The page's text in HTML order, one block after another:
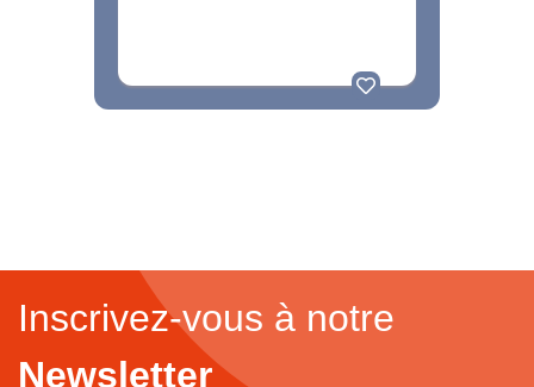
Inscrivez-vous à notre
Newsletter